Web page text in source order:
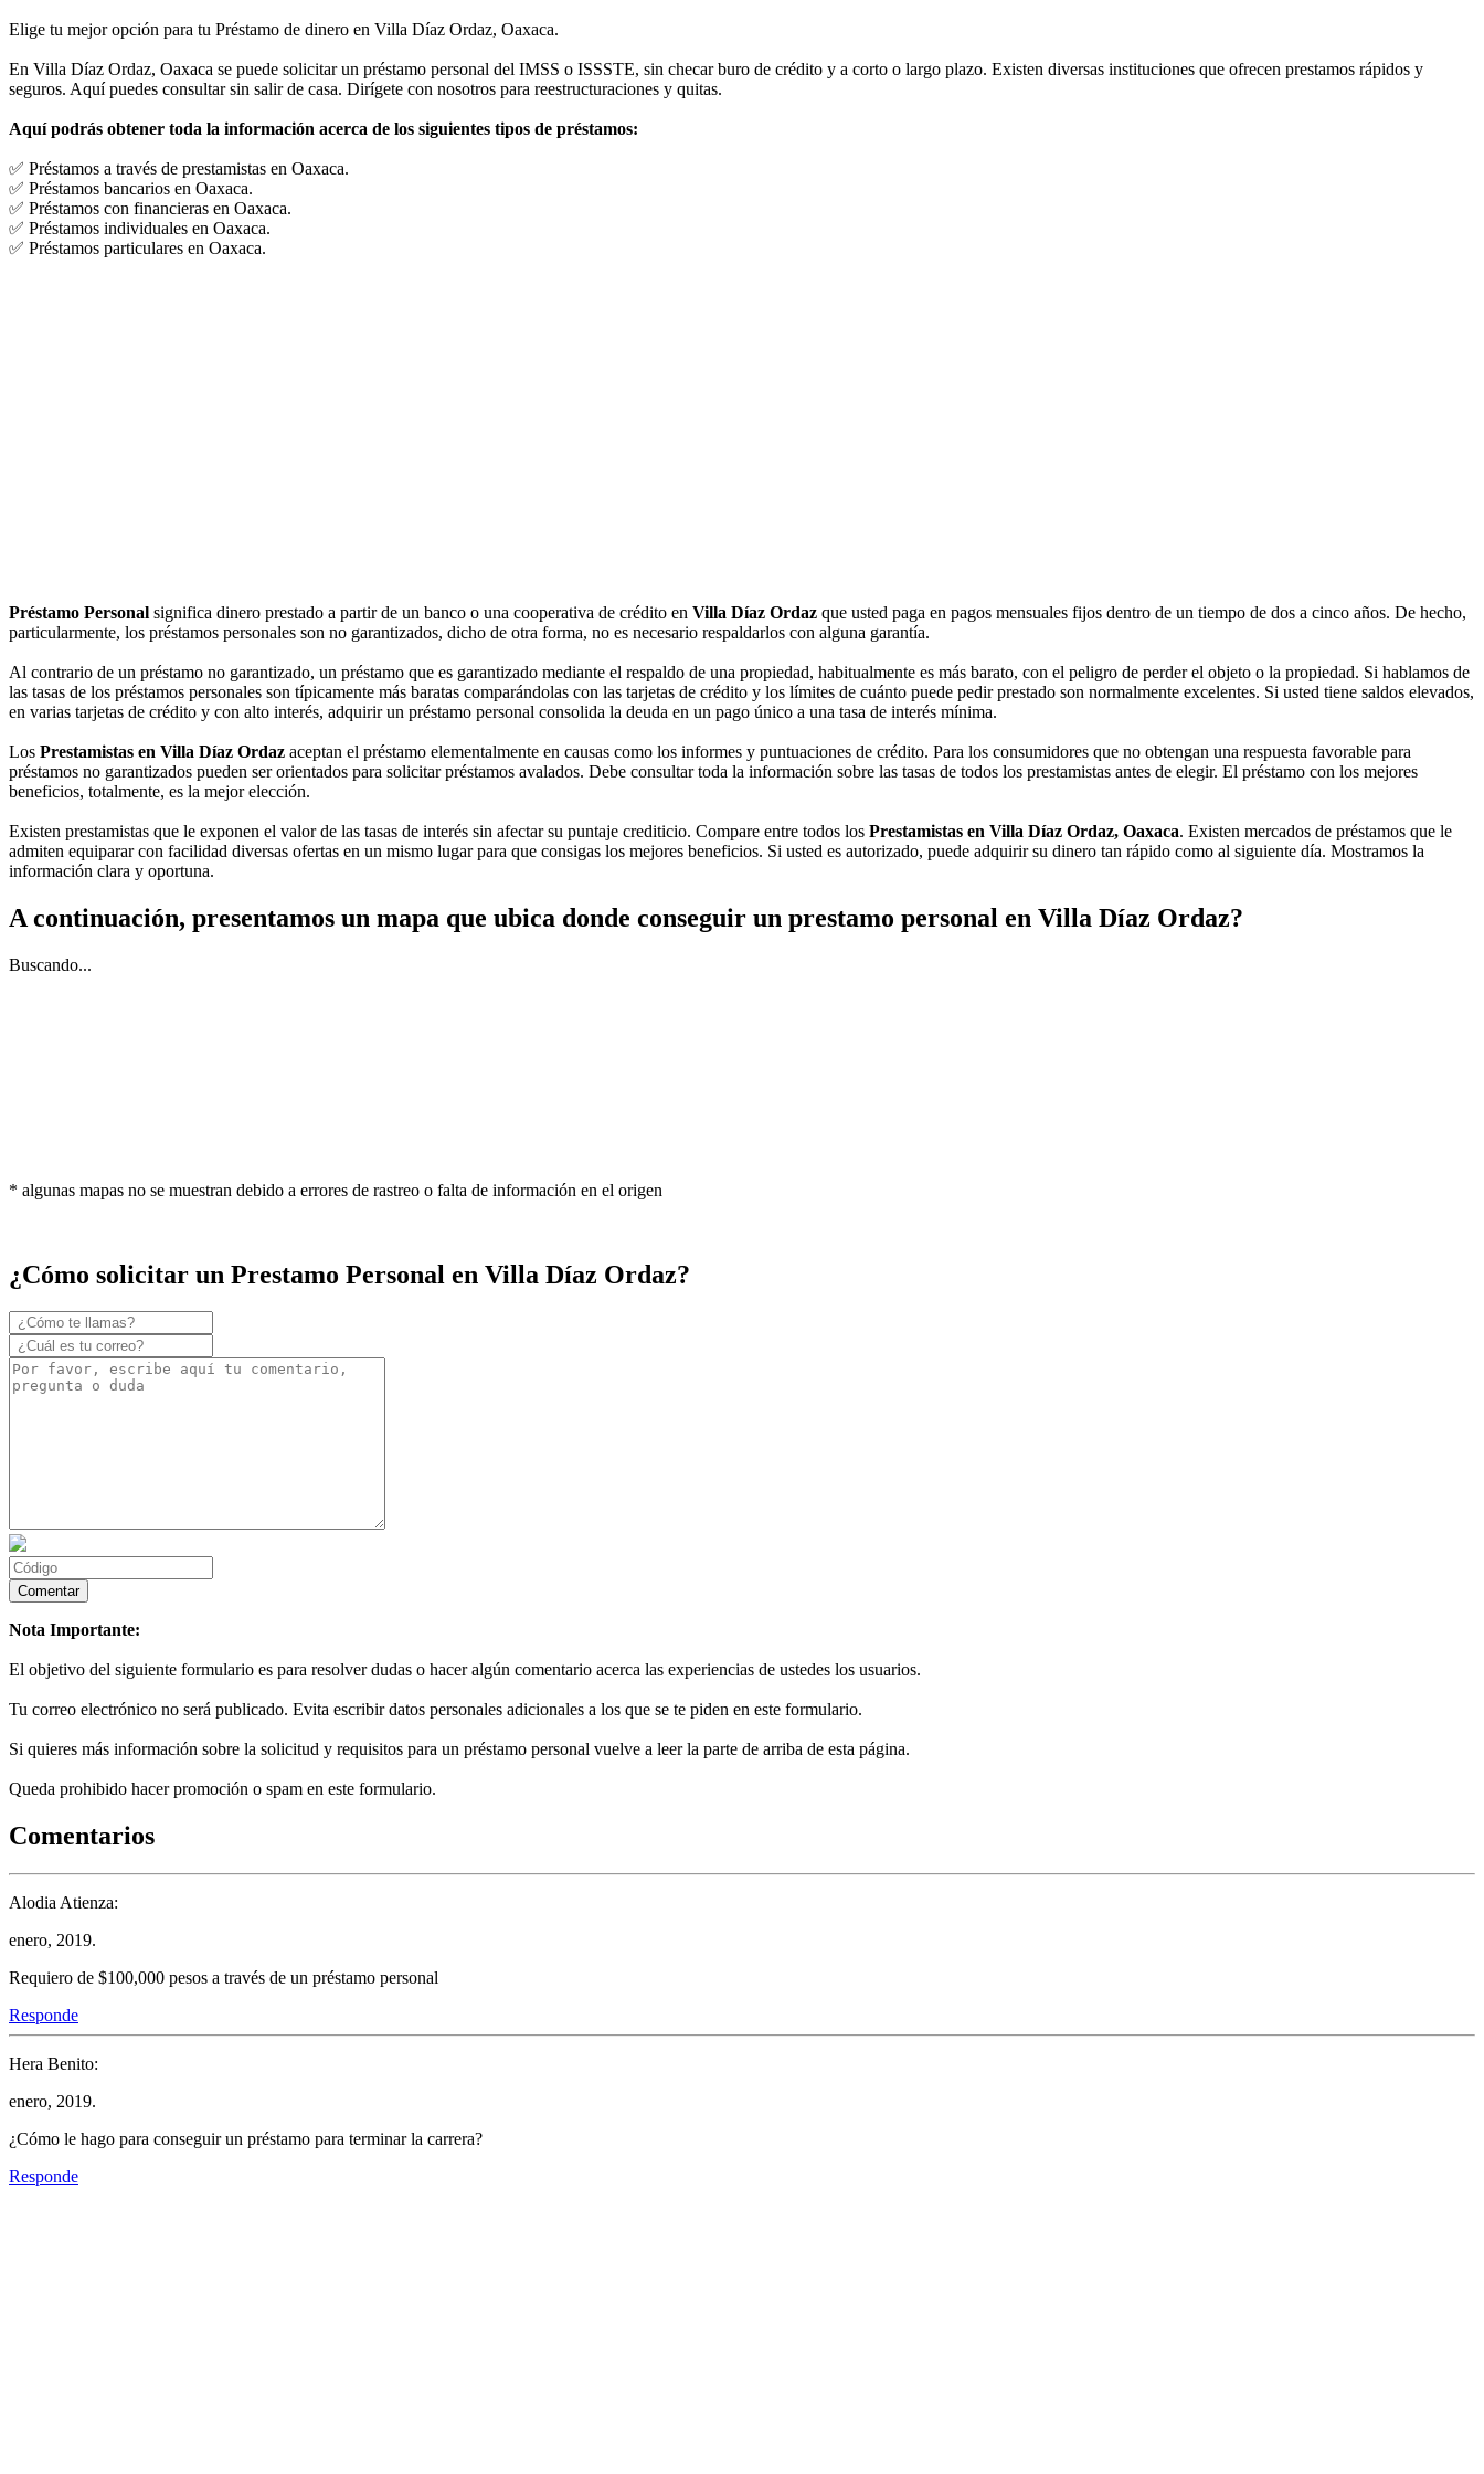
Elige tu mejor opción para tu Préstamo de dinero en Villa Díaz Ordaz, Oaxaca.
En Villa Díaz Ordaz, Oaxaca se puede solicitar un préstamo personal del IMSS o ISSSTE, sin checar buro de crédito y a corto o largo plazo. Existen diversas instituciones que ofrecen prestamos rápidos y
seguros. Aquí puedes consultar sin salir de casa. Dirígete con nosotros para reestructuraciones y quitas.
Aquí podrás obtener toda la información acerca de los siguientes tipos de préstamos:
✅ Préstamos a través de prestamistas en Oaxaca.
✅ Préstamos bancarios en Oaxaca.
✅ Préstamos con financieras en Oaxaca.
✅ Préstamos individuales en Oaxaca.
✅ Préstamos particulares en Oaxaca.
Préstamo Personal significa dinero prestado a partir de un banco o una cooperativa de crédito en Villa Díaz Ordaz que usted paga en pagos mensuales fijos dentro de un tiempo de dos a cinco años. De hecho,
particularmente, los préstamos personales son no garantizados, dicho de otra forma, no es necesario respaldarlos con alguna garantía.
Al contrario de un préstamo no garantizado, un préstamo que es garantizado mediante el respaldo de una propiedad, habitualmente es más barato, con el peligro de perder el objeto o la propiedad. Si hablamos de
las tasas de los préstamos personales son típicamente más baratas comparándolas con las tarjetas de crédito y los límites de cuánto puede pedir prestado son normalmente excelentes. Si usted tiene saldos elevados,
en varias tarjetas de crédito y con alto interés, adquirir un préstamo personal consolida la deuda en un pago único a una tasa de interés mínima.
Los Prestamistas en Villa Díaz Ordaz aceptan el préstamo elementalmente en causas como los informes y puntuaciones de crédito. Para los consumidores que no obtengan una respuesta favorable para
préstamos no garantizados pueden ser orientados para solicitar préstamos avalados. Debe consultar toda la información sobre las tasas de todos los prestamistas antes de elegir. El préstamo con los mejores
beneficios, totalmente, es la mejor elección.
Existen prestamistas que le exponen el valor de las tasas de interés sin afectar su puntaje crediticio. Compare entre todos los Prestamistas en Villa Díaz Ordaz, Oaxaca. Existen mercados de préstamos que le
admiten equiparar con facilidad diversas ofertas en un mismo lugar para que consigas los mejores beneficios. Si usted es autorizado, puede adquirir su dinero tan rápido como al siguiente día. Mostramos la
información clara y oportuna.
A continuación, presentamos un mapa que ubica donde conseguir un prestamo personal en Villa Díaz Ordaz?
Buscando...
* algunas mapas no se muestran debido a errores de rastreo o falta de información en el origen
¿Cómo solicitar un Prestamo Personal en Villa Díaz Ordaz?
Nota Importante:
El objetivo del siguiente formulario es para resolver dudas o hacer algún comentario acerca las experiencias de ustedes los usuarios.
Tu correo electrónico no será publicado. Evita escribir datos personales adicionales a los que se te piden en este formulario.
Si quieres más información sobre la solicitud y requisitos para un préstamo personal vuelve a leer la parte de arriba de esta página.
Queda prohibido hacer promoción o spam en este formulario.
Comentarios
Alodia Atienza:
enero, 2019.
Requiero de $100,000 pesos a través de un préstamo personal
Responde
Hera Benito:
enero, 2019.
¿Cómo le hago para conseguir un préstamo para terminar la carrera?
Responde